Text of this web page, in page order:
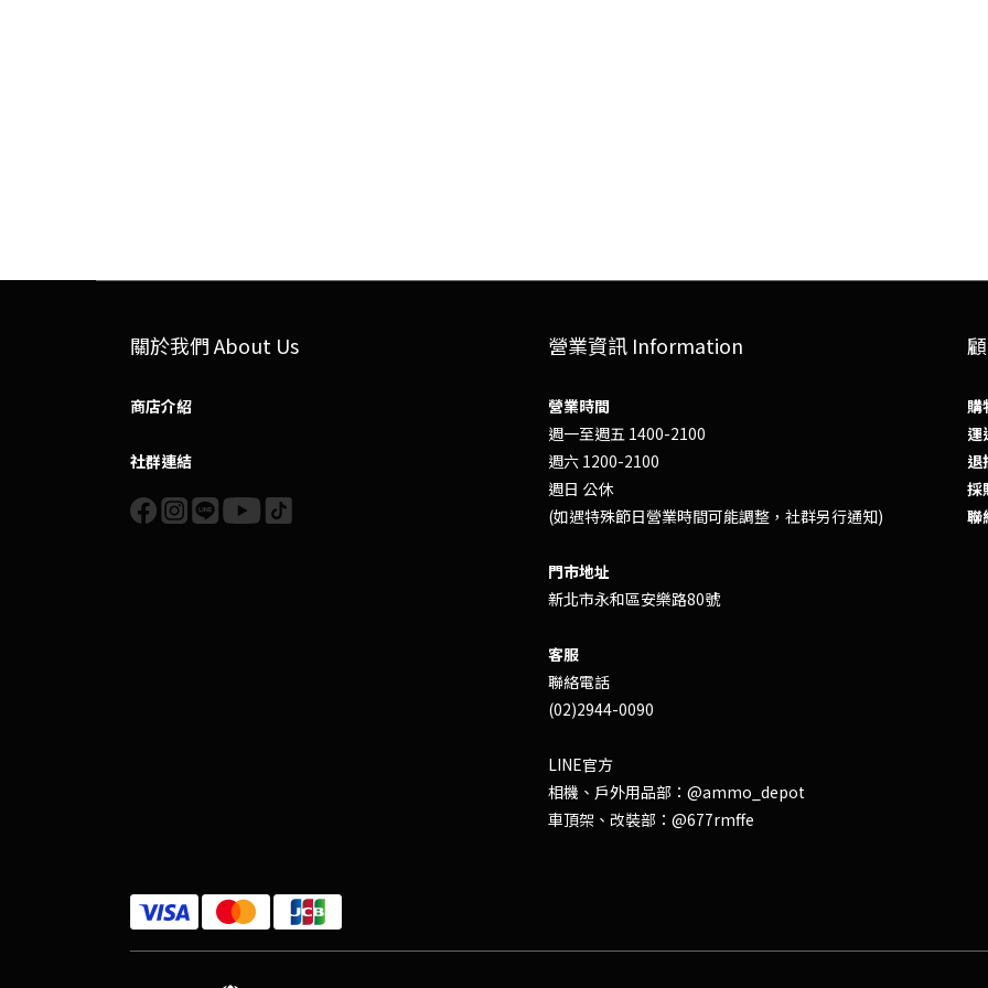
關於我們 About Us
商店介紹
社群連結
營業資訊 Information
營業時間
週一至週五 1400-2100
週六 1200-2100
週日 公休
(如遇特殊節日營業時間可能調整，社群另行通知)
門市地址
新北市永和區安樂路80號
客服
聯絡電話
(02)2944-0090
LINE官方
相機、戶外用品部：@ammo_depot
車頂架、改裝部：@677rmffe
購
採
聯